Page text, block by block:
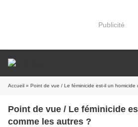
Publicité
Accueil » Point de vue / Le féminicide est-il un homicide
Point de vue / Le féminicide
comme les autres ?